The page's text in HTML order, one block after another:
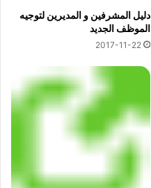
دليل المشرفين و المديرين لتوجيه
الموظف الجديد
2017-11-22